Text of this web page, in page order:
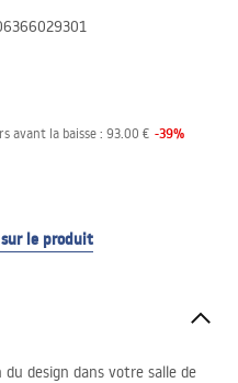
avant la baisse : 93.00 € -39%
le produit
design dans votre salle de